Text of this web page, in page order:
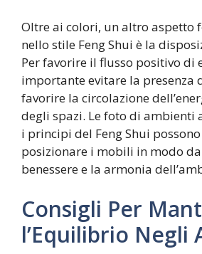
Oltre ai colori, un altro aspetto
nello stile Feng Shui è la
Per favorire il flusso positivo di
importante evitare la presenza
favorire la circolazione
degli spazi. Le foto di ambienti
i principi del Feng Shui
posizionare i mobili in modo
benessere e la armonia
Consigli Per
l’Equilibrio Negli